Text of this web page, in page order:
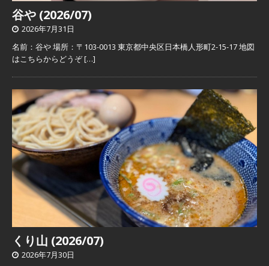
谷や (2026/07)
2026年7月31日
名前：谷や 場所：〒103-0013 東京都中央区日本橋人形町2-15-17 地図
はこちらからどうぞ[…]
くり山 (2026/07)
2026年7月30日